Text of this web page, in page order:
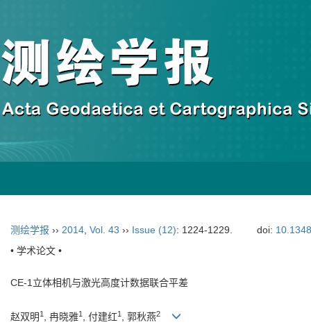
测绘学报 ›› 2014 Vol. 43 ›› Issue (12): 1224-1229. doi:
• 学术论文 •
CE-1立体相机与激光高度计数据联合平差
赵双明 1 , 冉晓雅1 , 付建红1 , 郭秋燕2